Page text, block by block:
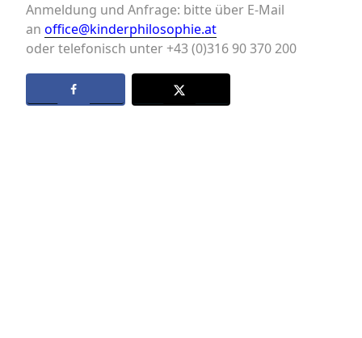
Anmeldung und Anfrage: bitte über E-Mail
an office@kinderphilosophie.at
oder telefonisch unter +43 (0)316 90 370 200